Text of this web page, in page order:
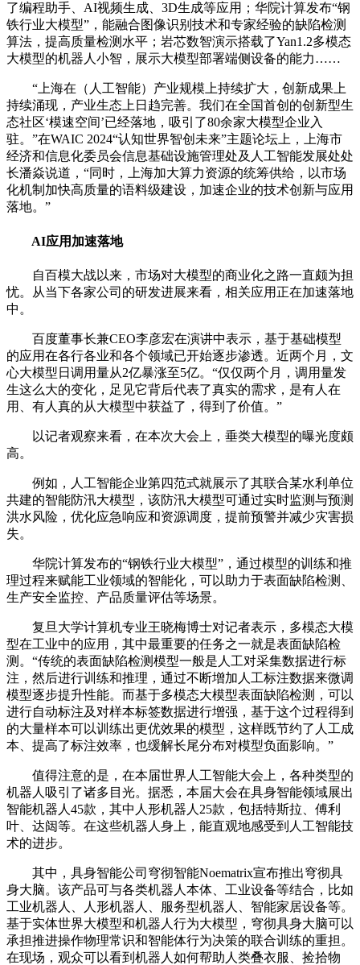
了编程助手、AI视频生成、3D生成等应用；华院计算发布“钢
铁行业大模型”，能融合图像识别技术和专家经验的缺陷检测
算法，提高质量检测水平；岩芯数智演示搭载了Yan1.2多模态
大模型的机器人小智，展示大模型部署端侧设备的能力……
“上海在（人工智能）产业规模上持续扩大，创新成果上
持续涌现，产业生态上日趋完善。我们在全国首创的创新型生
态社区‘模速空间’已经落地，吸引了80余家大模型企业入
驻。”在WAIC 2024“认知世界智创未来”主题论坛上，上海市
经济和信息化委员会信息基础设施管理处及人工智能发展处处
长潘焱说道，“同时，上海加大算力资源的统筹供给，以市场
化机制加快高质量的语料级建设，加速企业的技术创新与应用
落地。”
AI应用加速落地
自百模大战以来，市场对大模型的商业化之路一直颇为担
忧。从当下各家公司的研发进展来看，相关应用正在加速落地
中。
百度董事长兼CEO李彦宏在演讲中表示，基于基础模型
的应用在各行各业和各个领域已开始逐步渗透。近两个月，文
心大模型日调用量从2亿暴涨至5亿。“仅仅两个月，调用量发
生这么大的变化，足见它背后代表了真实的需求，是有人在
用、有人真的从大模型中获益了，得到了价值。”
以记者观察来看，在本次大会上，垂类大模型的曝光度颇
高。
例如，人工智能企业第四范式就展示了其联合某水利单位
共建的智能防汛大模型，该防汛大模型可通过实时监测与预测
洪水风险，优化应急响应和资源调度，提前预警并减少灾害损
失。
华院计算发布的“钢铁行业大模型”，通过模型的训练和推
理过程来赋能工业领域的智能化，可以助力于表面缺陷检测、
生产安全监控、产品质量评估等场景。
复旦大学计算机专业王晓梅博士对记者表示，多模态大模
型在工业中的应用，其中最重要的任务之一就是表面缺陷检
测。“传统的表面缺陷检测模型一般是人工对采集数据进行标
注，然后进行训练和推理，通过不断增加人工标注数据来微调
模型逐步提升性能。而基于多模态大模型表面缺陷检测，可以
进行自动标注及对样本标签数据进行增强，基于这个过程得到
的大量样本可以训练出更优效果的模型，这样既节约了人工成
本、提高了标注效率，也缓解长尾分布对模型负面影响。”
值得注意的是，在本届世界人工智能大会上，各种类型的
机器人吸引了诸多目光。据悉，本届大会在具身智能领域展出
智能机器人45款，其中人形机器人25款，包括特斯拉、傅利
叶、达闼等。在这些机器人身上，能直观地感受到人工智能技
术的进步。
其中，具身智能公司穹彻智能Noematrix宣布推出穹彻具
身大脑。该产品可与各类机器人本体、工业设备等结合，比如
工业机器人、人形机器人、服务型机器人、智能家居设备等。
基于实体世界大模型和机器人行为大模型，穹彻具身大脑可以
承担推进操作物理常识和智能体行为决策的联合训练的重担。
在现场，观众可以看到机器人如何帮助人类叠衣服、捡拾物